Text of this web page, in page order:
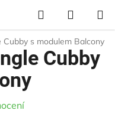
Hledat
KOŠÍK
Cubby s modulem Balcony
Cubby